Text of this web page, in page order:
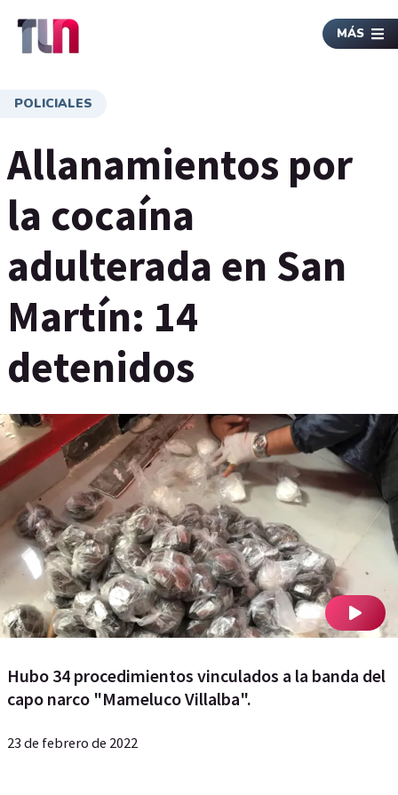
MÁS
POLICIALES
Allanamientos por
la cocaína
adulterada en San
Martín: 14
detenidos
Hubo 34 procedimientos vinculados a la banda del
capo narco "Mameluco Villalba".
23 de febrero de 2022